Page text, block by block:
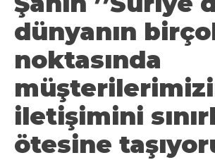
dünyanın
noktasında
iletişimini
ötesine